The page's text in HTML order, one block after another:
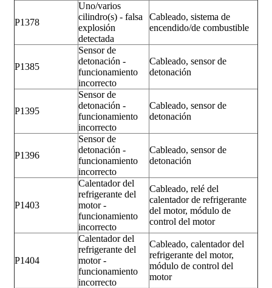
P1378
Uno/varios
cilindro(s) - falsa
explosión
detectada
Cableado, sistema de
encendido/de combustible
P1385
Sensor de
detonación -
funcionamiento
incorrecto
Cableado, sensor de
detonación
P1395
Sensor de
detonación -
funcionamiento
incorrecto
Cableado, sensor de
detonación
P1396
Sensor de
detonación -
funcionamiento
incorrecto
Cableado, sensor de
detonación
P1403
Calentador del
refrigerante del
motor -
funcionamiento
incorrecto
Cableado, relé del
calentador de refrigerante
del motor, módulo de
control del motor
P1404
Calentador del
refrigerante del
motor -
funcionamiento
incorrecto
Cableado, calentador del
refrigerante del motor,
módulo de control del
motor